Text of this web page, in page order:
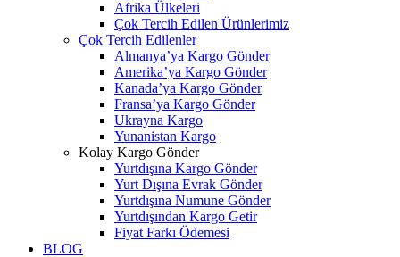
Afrika Ülkeleri
Çok Tercih Edilen Ürünlerimiz
Çok Tercih Edilenler
Almanya’ya Kargo Gönder
Amerika’ya Kargo Gönder
Kanada’ya Kargo Gönder
Fransa’ya Kargo Gönder
Ukrayna Kargo
Yunanistan Kargo
Kolay Kargo Gönder
Yurtdışına Kargo Gönder
Yurt Dışına Evrak Gönder
Yurtdışına Numune Gönder
Yurtdışından Kargo Getir
Fiyat Farkı Ödemesi
BLOG